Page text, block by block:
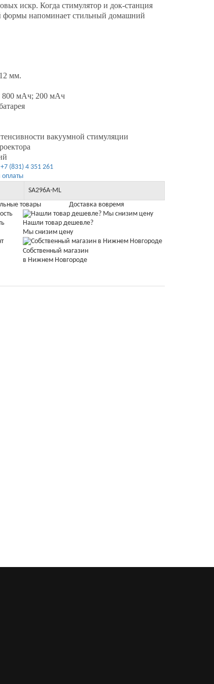
искр. Когда стимулятор и док-станция
формы напоминает стильный домашний
мм.
800 мАч; 200 мАч
вакуумной стимуляции
+7 (831) 4 351 261
оплаты
SA296A-ML
товары Доставка вовремя
Нашли товар дешевле?
Мы снизим цену
Собственный магазин
в Нижнем Новгороде